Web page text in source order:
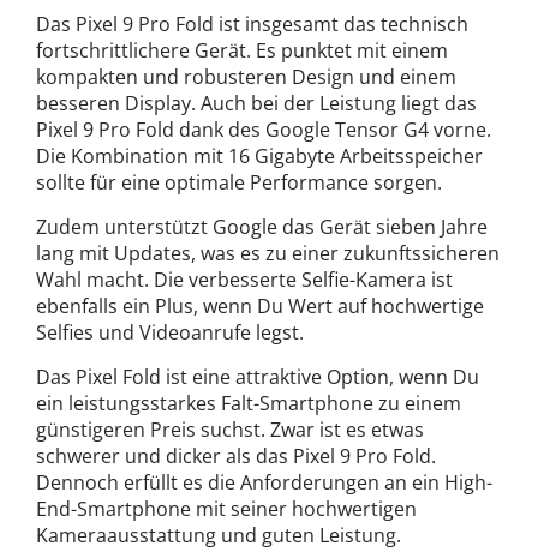
Das Pixel 9 Pro Fold ist insgesamt das technisch
fortschrittlichere Gerät. Es punktet mit einem
kompakten und robusteren Design und einem
besseren Display. Auch bei der Leistung liegt das
Pixel 9 Pro Fold dank des Google Tensor G4 vorne.
Die Kombination mit 16 Gigabyte Arbeitsspeicher
sollte für eine optimale Performance sorgen.
Zudem unterstützt Google das Gerät sieben Jahre
lang mit Updates, was es zu einer zukunftssicheren
Wahl macht. Die verbesserte Selfie-Kamera ist
ebenfalls ein Plus, wenn Du Wert auf hochwertige
Selfies und Videoanrufe legst.
Das Pixel Fold ist eine attraktive Option, wenn Du
ein leistungsstarkes Falt-Smartphone zu einem
günstigeren Preis suchst. Zwar ist es etwas
schwerer und dicker als das Pixel 9 Pro Fold.
Dennoch erfüllt es die Anforderungen an ein High-
End-Smartphone mit seiner hochwertigen
Kameraausstattung und guten Leistung.